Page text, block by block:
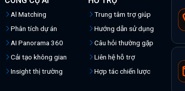
Al Matching
Phân tích dự án
AI Panorama 360
Cải tạo không gian
Insight thị trường
Trung tâm trợ giúp
Hướng dẫn sử dụng
Câu hỏi thường gặp
Liên hệ hỗ trợ
Hợp tác chiến lược